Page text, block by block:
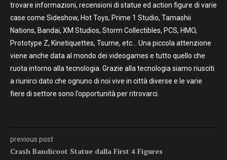
trovare informazioni, recensioni di statue ed action figure di varie
case come Sideshow, Hot Toys, Prime 1 Studio, Tamashii
Nations, Bandai, XM Studios, Storm Collectibles, PCS, HMO,
Prototype Z, Kinetiquettes, Tsume, etc… Una piccola attenzione
viene anche data al mondo dei videogames e tutto quello che
ruota intorno alla tecnologia. Grazie alla tecnologia siamo riusciti
a riunirci dato che ognuno di noi vive in città diverse e le varie
fiere di settore sono l’opportunità per ritrovarci.
previous post
Crash Bandicoot Statue dalla First 4 Figures